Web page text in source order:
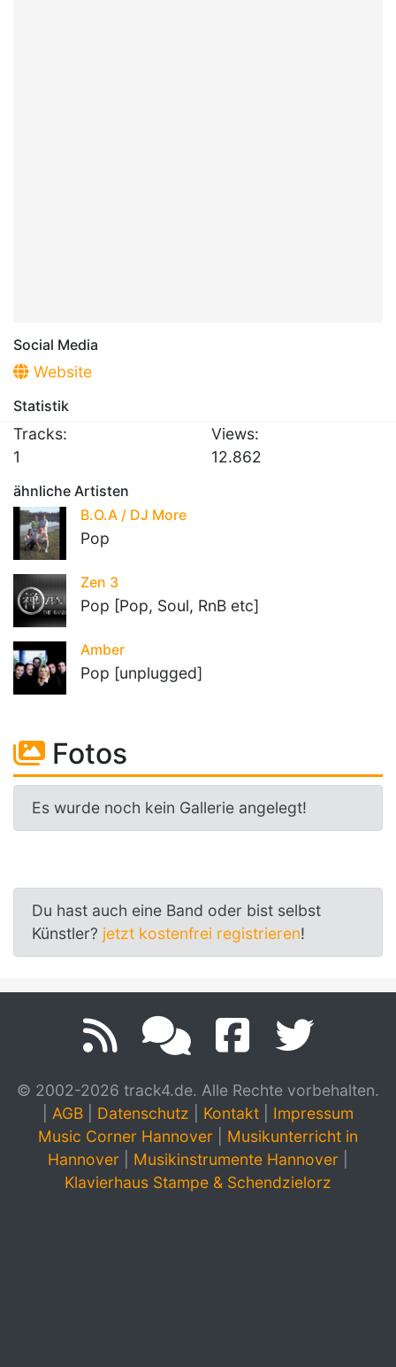
Social Media
Website
Statistik
Tracks:
1
Views:
12.862
ähnliche Artisten
B.O.A / DJ More
Pop
Zen 3
Pop [Pop, Soul, RnB etc]
Amber
Pop [unplugged]
Fotos
Es wurde noch kein Gallerie angelegt!
Du hast auch eine Band oder bist selbst
Künstler? jetzt kostenfrei registrieren!
© 2002-2026 track4.de. Alle Rechte vorbehalten.
AGB Datenschutz Kontakt
Impressum
Music Corner Hannover
Musikunterricht in
Hannover
Musikinstrumente Hannover
Klavierhaus Stampe & Schendzielorz